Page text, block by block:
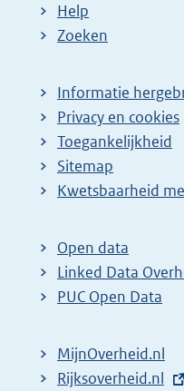
Help
Zoeken
Informatie
Privacy en cookies
Toegankelijkheid
Sitemap
E
t
e
r
l
i
Kwetsbaarheid
Open data
Linked Data
PUC Open Data
MijnOverheid.nl
E
Rijksoverheid.nl